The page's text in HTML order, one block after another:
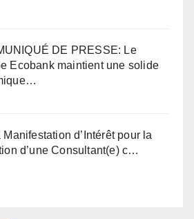
DE PRESSE: Le
Ecobank maintient une solide
Manifestation d’Intérêt pour la
d’une Consultant(e) c…